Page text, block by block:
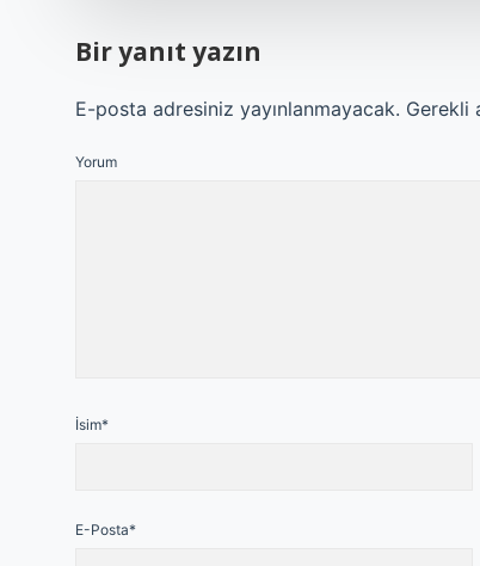
Bir yanıt yazın
E-posta adresiniz yayınlanmayacak. Gerekli
Yorum
İsim*
E-Posta*